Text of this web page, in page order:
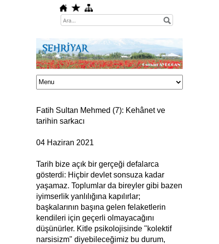
Fatih Sultan Mehmed (7): Kehânet ve
tarihin sarkacı
04 Haziran 2021
Tarih bize açık bir gerçeği defalarca
gösterdi: Hiçbir devlet sonsuza kadar
yaşamaz. Toplumlar da bireyler gibi bazen
iyimserlik yanlılığına kapılırlar;
başkalarının başına gelen felaketlerin
kendileri için geçerli olmayacağını
düşünürler. Kitle psikolojisinde "kolektif
narsisizm" diyebileceğimiz bu durum,